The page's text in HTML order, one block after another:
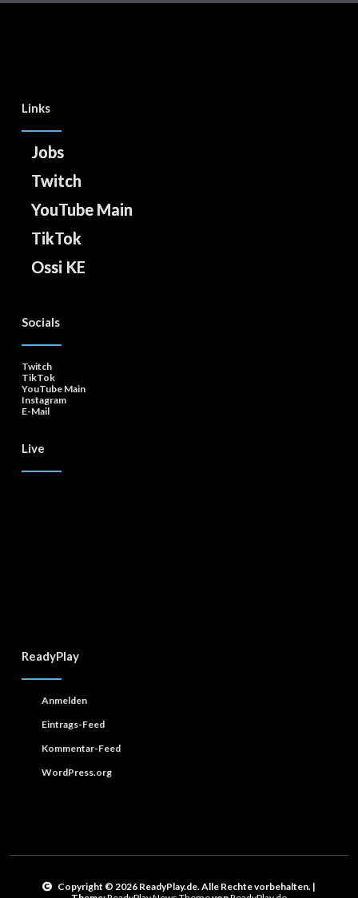
Links
Jobs
Twitch
YouTube Main
TikTok
Ossi KE
Socials
Twitch
TikTok
YouTube Main
Instagram
E-Mail
Live
ReadyPlay
Anmelden
Eintrags-Feed
Kommentar-Feed
WordPress.org
Copyright © 2026 ReadyPlay.de. Alle Rechte vorbehalten. |